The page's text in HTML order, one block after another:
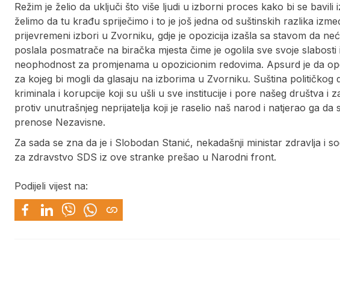
Režim je želio da uključi što više ljudi u izborni proces kako bi se
želimo da tu krađu spriječimo i to je još jedna od suštinskih razlika
prijevremeni izbori u Zvorniku, gdje je opozicija izašla sa stavom da
poslala posmatrače na biračka mjesta čime je ogolila sve svoje
neophodnost za promjenama u opozicionim redovima. Apsurd je da
za kojeg bi mogli da glasaju na izborima u Zvorniku. Suština
kriminala i korupcije koji su ušli u sve institucije i pore našeg društva i
protiv unutrašnjeg neprijatelja koji je raselio naš narod i natjerao ga da
prenose Nezavisne.
Za sada se zna da je i Slobodan Stanić, nekadašnji ministar zdravlja i
za zdravstvo SDS iz ove stranke prešao u Narodni front.
Podijeli vijest na: